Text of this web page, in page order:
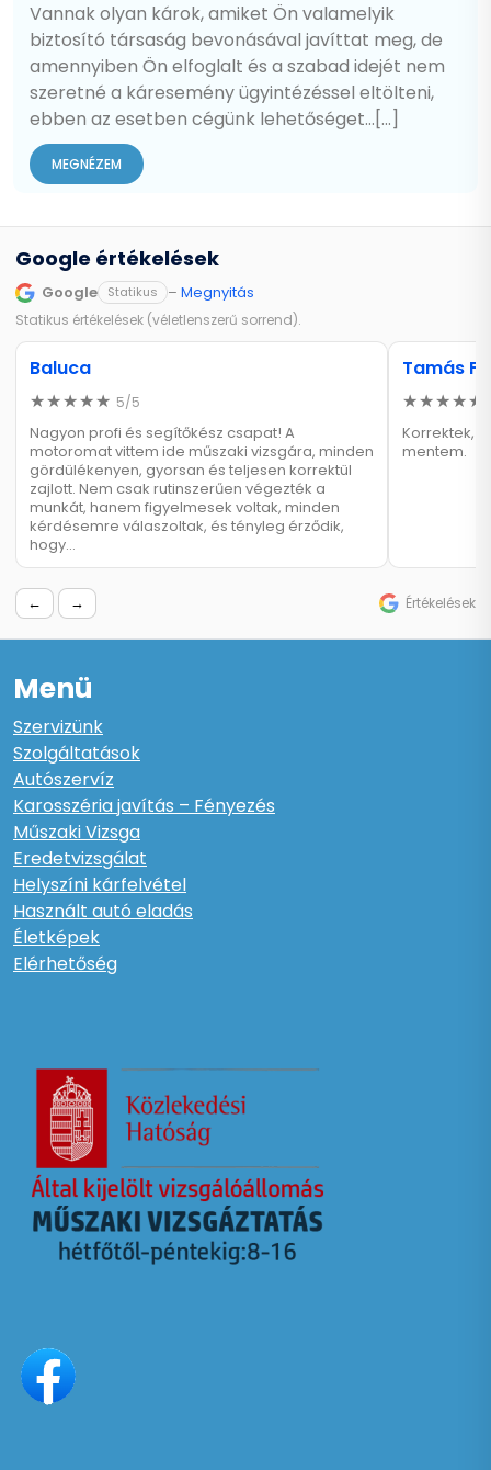
Vannak olyan károk, amiket Ön valamelyik
biztosító társaság bevonásával javíttat meg, de
amennyiben Ön elfoglalt és a szabad idejét nem
szeretné a káresemény ügyintézéssel eltölteni,
ebben az esetben cégünk lehetőséget…[...]
MEGNÉZEM
Google értékelések
Google Statikus – Megnyitás
Statikus értékelések (véletlenszerű sorrend).
Baluca
5/5
Nagyon profi és segítőkész csapat! A
motoromat vittem ide műszaki vizsgára, minden
gördülékenyen, gyorsan és teljesen korrektül
zajlott. Nem csak rutinszerűen végezték a
munkát, hanem figyelmesek voltak, minden
kérdésemre válaszoltak, és tényleg érződik,
hogy…
Tamás
Korrektek,
mentem.
← → Értékelések
Menü
Szervizünk
Szolgáltatások
Autószervíz
Karosszéria javítás – Fényezés
Műszaki Vizsga
Eredetvizsgálat
Helyszíni kárfelvétel
Használt autó eladás
Életképek
Elérhetőség